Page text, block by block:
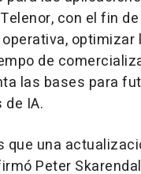
con el fin
optimizar
de
las bases para
IA.
que una
Peter